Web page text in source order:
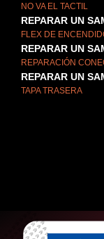
NO VA EL TACTIL
REPARAR UN
FLEX DE
REPARAR UN
REPARACIÓN
REPARAR UN
TAPA TRASERA